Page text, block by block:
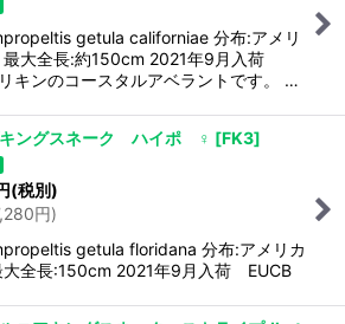
getula californiae 分布:アメリ
最大全長:約150cm 2021年9月入荷
キンのコースタルアベラントです。 …
キングスネーク ハイポ ♀ [FK3]
(税別)
円)
getula floridana 分布:アメリカ
大全長:150cm 2021年9月入荷 EUCB